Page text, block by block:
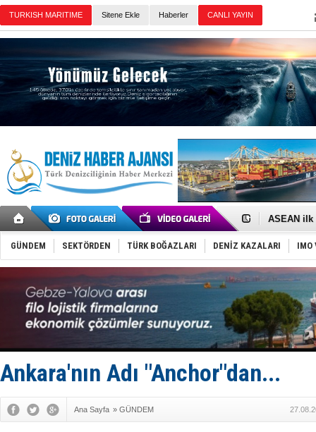
Sitene Ekle Haberler
D-Marin,
ASEAN ilk
TAYK -
İstanbul
Tersane
İngiliz
FESCO,
DESE,
35 milyon
İnsansız
GÜNDEM SEKTÖRDEN TÜRK BOĞAZLARI DENİZ KAZALARI IMO
Ankara'nın Adı "Anchor"dan...
Ana Sayfa » GÜNDEM